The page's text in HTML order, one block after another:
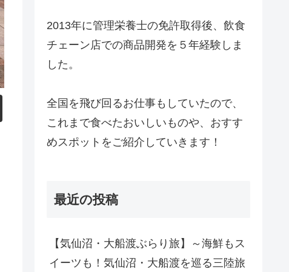
2013年に管理栄養士の免許取得後、飲食
チェーン店での商品開発を５年経験しま
した。
全国を飛び回るお仕事もしていたので、
これまで食べたおいしいものや、おすす
めスポットをご紹介していきます！
最近の投稿
【気仙沼・大船渡ぶらり旅】～海鮮もス
イーツも！気仙沼・大船渡を巡る三陸旅